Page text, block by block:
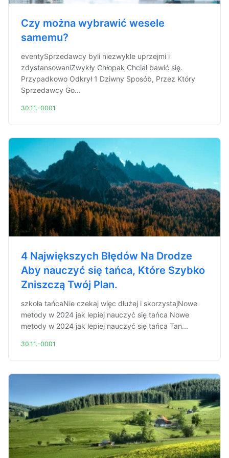
Czy można wybrawić wesele
samemu?
eventySprzedawcy byli niezwykle uprzejmi i
zdystansowaniZwykły Chłopak Chciał bawić się.
Przypadkowo Odkrył 1 Dziwny Sposób, Przez Który
Sprzedawcy Go...
30.11.-0001
4 Największych Błędów Na Drodze
Aby nauczyć się tańca, Które Szybko
Zniszczą Twój Plan.
szkoła tańcaNie czekaj więc dłużej i skorzystajNowe
metody w 2024 jak lepiej nauczyć się tańca Nowe
metody w 2024 jak lepiej nauczyć się tańca Tan...
30.11.-0001